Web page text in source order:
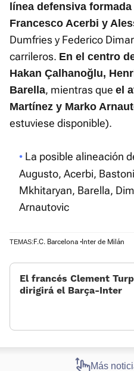
línea defensiva
Francesco Acerbi y
Dumfries y Federico
carrileros. En el centro
Hakan Çalhanoğlu,
Barella, mientras que el
Martínez y Marko
estuviese disponible).
La posible alineación
Augusto, Acerbi,
Mkhitaryan, Barella,
Arnautovic
TEMAS: F.C. Barcelona Inter de Milán
El francés Clement
dirigirá el Barça-Inter
Más